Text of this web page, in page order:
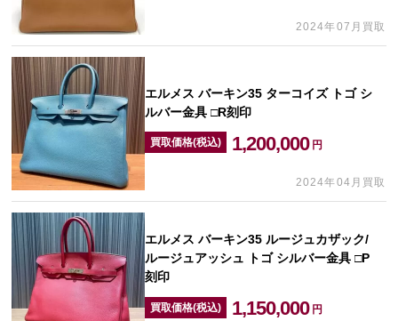
2024年07月買取
エルメス バーキン35 ターコイズ トゴ シ
ルバー金具 □R刻印
買取価格(税込) 1,200,000 円
2024年04月買取
エルメス バーキン35 ルージュカザック/
ルージュアッシュ トゴ シルバー金具 □P
刻印
買取価格(税込) 1,150,000 円